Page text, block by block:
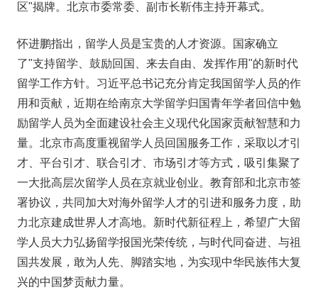
区"揭牌。北京市委常委、副市长靳伟主持开幕式。
怀进鹏指出，留学人员是宝贵的人才资源。国家确立
了"支持留学、鼓励回国、来去自由、发挥作用"的新时代
留学工作方针。习近平总书记充分肯定我国留学人员的作
用和贡献，近期在给南京大学留学归国青年学者回信中勉
励留学人员为全面建设社会主义现代化国家贡献智慧和力
量。北京市高度重视留学人员回国服务工作，采取以才引
才、平台引才、联合引才、市场引才等方式，吸引集聚了
一大批高层次留学人员在京就业创业。教育部和北京市签
署协议，共同加大对海外留学人才的引进和服务力度，助
力北京建成世界人才高地。新时代新征程上，希望广大留
学人员大力弘扬留学报国光荣传统，与时代同奋进、与祖
国共发展，敢为人先、脚踏实地，为实现中华民族伟大复
兴的中国梦贡献力量。